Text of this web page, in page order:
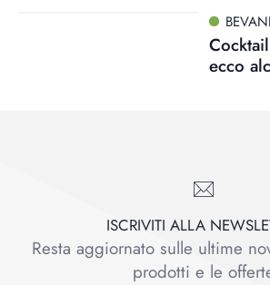
ecco
ISCRIVITI ALLA
Resta aggiornato sulle ultime
prodotti e le